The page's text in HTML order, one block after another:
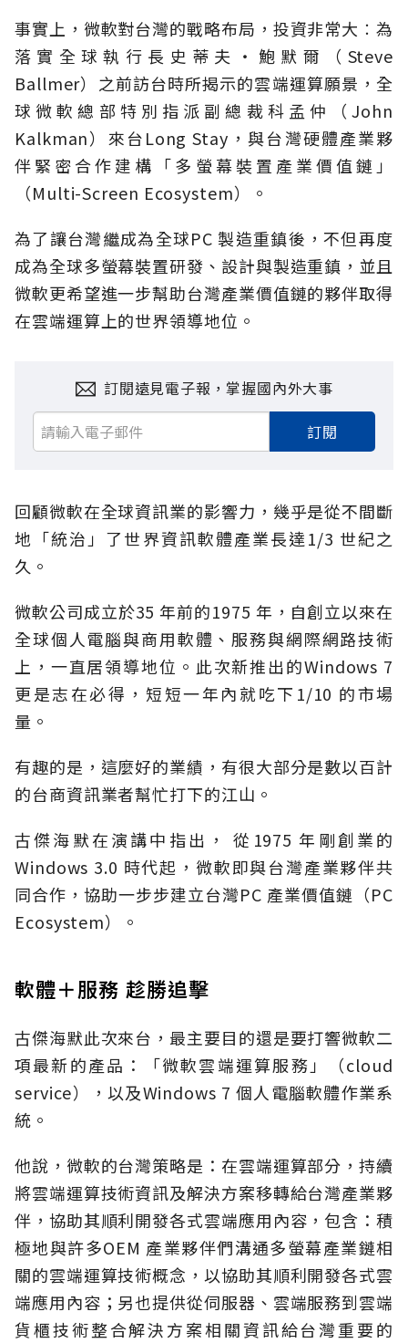
事實上，微軟對台灣的戰略布局，投資非常大︰為
落實全球執行長史蒂夫‧鮑默爾（Steve
Ballmer）之前訪台時所揭示的雲端運算願景，全
球微軟總部特別指派副總裁科孟仲（John
Kalkman）來台Long Stay，與台灣硬體產業夥
伴緊密合作建構「多螢幕裝置產業價值鏈」
（Multi-Screen Ecosystem）。
為了讓台灣繼成為全球PC 製造重鎮後，不但再度
成為全球多螢幕裝置研發、設計與製造重鎮，並且
微軟更希望進一步幫助台灣產業價值鏈的夥伴取得
在雲端運算上的世界領導地位。
訂閱遠見電子報，掌握國內外大事
訂閱
回顧微軟在全球資訊業的影響力，幾乎是從不間斷
地「統治」了世界資訊軟體產業長達1/3 世紀之
久。
微軟公司成立於35 年前的1975 年，自創立以來在
全球個人電腦與商用軟體、服務與網際網路技術
上，一直居領導地位。此次新推出的Windows 7
更是志在必得，短短一年內就吃下1/10 的市場
量。
有趣的是，這麼好的業績，有很大部分是數以百計
的台商資訊業者幫忙打下的江山。
古傑海默在演講中指出， 從1975 年剛創業的
Windows 3.0 時代起，微軟即與台灣產業夥伴共
同合作，協助一步步建立台灣PC 產業價值鏈（PC
Ecosystem）。
軟體＋服務 趁勝追擊
古傑海默此次來台，最主要目的還是要打響微軟二
項最新的產品：「微軟雲端運算服務」（cloud
service），以及Windows 7 個人電腦軟體作業系
統。
他說，微軟的台灣策略是：在雲端運算部分，持續
將雲端運算技術資訊及解決方案移轉給台灣產業夥
伴，協助其順利開發各式雲端應用內容，包含：積
極地與許多OEM 產業夥伴們溝通多螢幕產業鏈相
關的雲端運算技術概念，以協助其順利開發各式雲
端應用內容；另也提供從伺服器、雲端服務到雲端
貨櫃技術整合解決方案相關資訊給台灣重要的